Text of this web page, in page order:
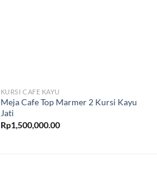
KURSI CAFE KAYU
Meja Cafe Top Marmer 2 Kursi Kayu
Jati
Rp1,500,000.00